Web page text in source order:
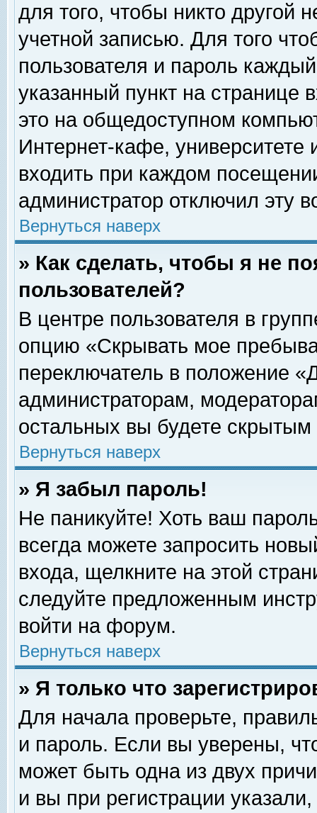
для того, чтобы никто другой
учетной записью. Для того
пользователя и пароль
указанный пункт на
это на общедоступном
Интернет-кафе, университете
входить при каждом
администратор отключил эту
Вернуться наверх
» Как сделать, чтобы я не
пользователей?
В центре пользователя в
опцию «Скрывать мое
переключатель в положение
администраторам,
остальных вы будете скрытым
Вернуться наверх
» Я забыл пароль!
Не паникуйте! Хоть ваш
всегда можете запросить
входа, щелкните на этой
следуйте предложенным
войти на форум.
Вернуться наверх
» Я только что
Для начала проверьте,
и пароль. Если вы уверены,
может быть одна из двух
и вы при регистрации